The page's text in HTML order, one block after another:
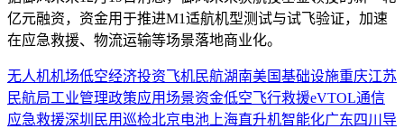
亿元融资，资金用于推进M1适航机型测试与试飞验证，加速
在应急救援、物流运输等场景落地商业化。
无人机机场低空经济投资飞机民航湖南美国基础设施重庆江苏
民航局工业管理政策应用场景资金低空飞行救援eVTOL通信
应急救援深圳 民用巡检北京电池 上海直升机智能化广东四川 导